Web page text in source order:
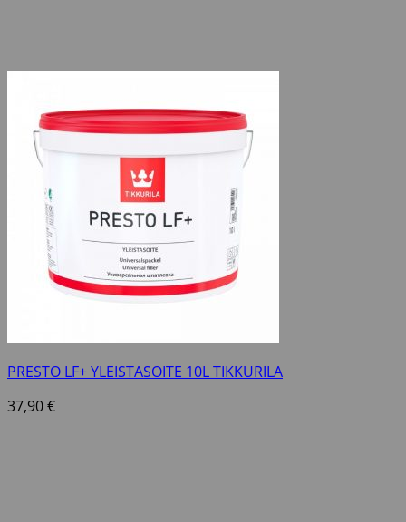
PRESTO LF+ YLEISTASOITE 10L TIKKURILA
37,90€